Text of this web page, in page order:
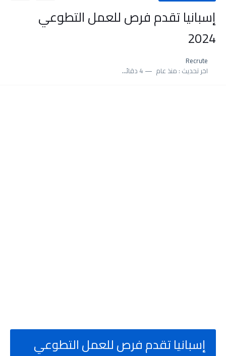
إسبانيا تقدم فرص للعمل التطوعي
2024
Recrute
اخر تحديث : منذ عام 4 دقائق للقراءة
إسبانيا تقدم فرص للعمل التطوعي